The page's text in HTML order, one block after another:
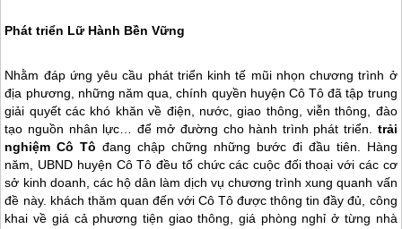
Phát triển Lữ Hành Bền Vững
Nhằm đáp ứng yêu cầu phát triển kinh tế mũi nhọn chương trình ở
địa phương, những năm qua, chính quyền huyện Cô Tô đã tập trung
giải quyết các khó khăn về điện, nước, giao thông, viễn thông, đào
tạo nguồn nhân lực… để mở đường cho hành trình phát triển. trải
nghiệmCô Tô đang chập chững những bước đi đầu tiên. Hàng
năm, UBND huyện Cô Tô đều tổ chức các cuộc đối thoại với các cơ
sở kinh doanh, các hộ dân làm dịch vụ chương trình xung quanh vấn
đề này. khách thăm quan đến với Cô Tô được thông tin đầy đủ, công
khai về giá cả phương tiện giao thông, giá phòng nghỉ ở từng nhà